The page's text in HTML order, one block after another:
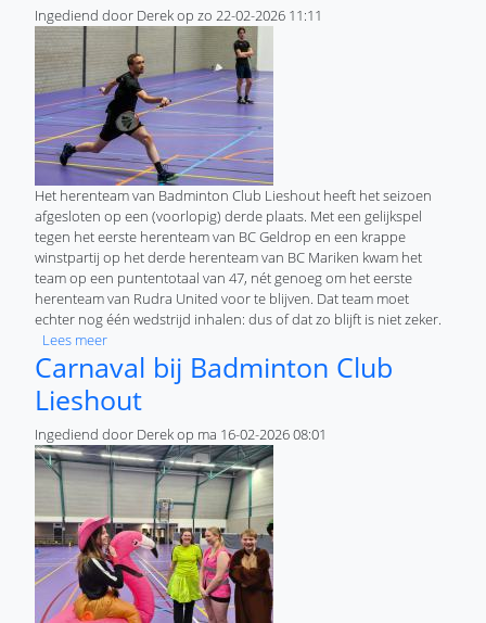
Ingediend door Derekop zo 22-02-2026 11:11
Het herenteam van Badminton Club Lieshout heeft het seizoen
afgesloten op een (voorlopig) derde plaats. Met een gelijkspel
tegen het eerste herenteam van BC Geldrop en een krappe
winstpartij op het derde herenteam van BC Mariken kwam het
team op een puntentotaal van 47, nét genoeg om het eerste
herenteam van Rudra United voor te blijven. Dat team moet
echter nog één wedstrijd inhalen: dus of dat zo blijft is niet zeker.
Lees meerover Herenteam Badminton Club Lieshout eindigt
Carnaval bij Badminton Club
Lieshout
Ingediend door Derekop ma 16-02-2026 08:01